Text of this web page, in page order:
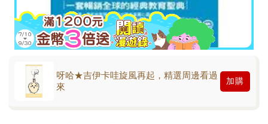
呀哈★吉伊卡哇旋風再起，精選周邊看過
來
加購